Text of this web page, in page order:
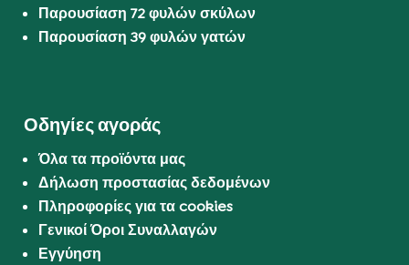
Παρουσίαση 72 φυλών σκύλων
Παρουσίαση 39 φυλών γατών
Οδηγίες αγοράς
Όλα τα προϊόντα μας
Δήλωση προστασίας δεδομένων
Πληροφορίες για τα cookies
Γενικοί Όροι Συναλλαγών
Εγγύηση